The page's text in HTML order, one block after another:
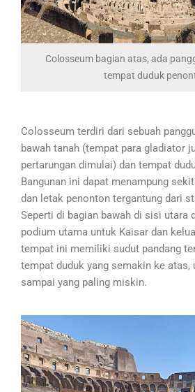
Colosseum bagian atas, ada
tempat duduk
Colosseum terdiri dari sebuah
bawah tanah (tempat para gladiator
pertarungan dimulai) dan tempat
Bangunan ini dapat menampung
dan letak penonton tergantung dari
Seperti di bagian bawah di sisi utara
podium utama untuk Kaisar dan
tempat ini memiliki sudut pandang
tempat duduk yang semakin ke atas,
sampai yang paling miskin.